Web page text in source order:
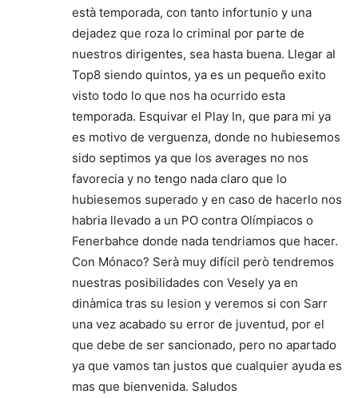
està temporada, con tanto infortunio y una
dejadez que roza lo criminal por parte de
nuestros dirigentes, sea hasta buena. Llegar al
Top8 siendo quintos, ya es un pequeño exito
visto todo lo que nos ha ocurrido esta
temporada. Esquivar el Play In, que para mi ya
es motivo de verguenza, donde no hubiesemos
sido septimos ya que los averages no nos
favorecia y no tengo nada claro que lo
hubiesemos superado y en caso de hacerlo nos
habria llevado a un PO contra Olímpiacos o
Fenerbahce donde nada tendriamos que hacer.
Con Mónaco? Serà muy difícil però tendremos
nuestras posibilidades con Vesely ya en
dinàmica tras su lesion y veremos si con Sarr
una vez acabado su error de juventud, por el
que debe de ser sancionado, pero no apartado
ya que vamos tan justos que cualquier ayuda es
mas que bienvenida. Saludos